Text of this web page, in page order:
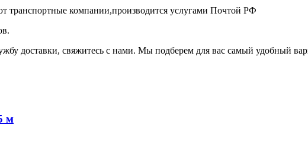
транспортные компании,производится услугами Почтой РФ
доставки, свяжитесь с нами. Мы подберем для вас самый удобный
м